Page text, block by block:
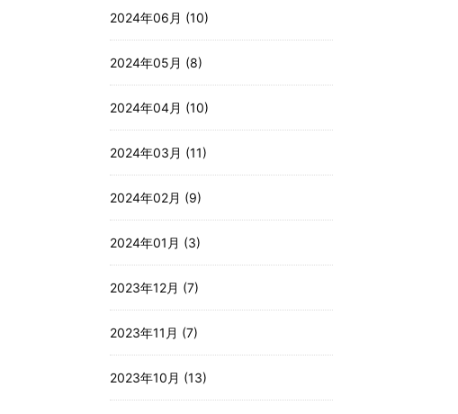
2024年06月 (10)
2024年05月 (8)
2024年04月 (10)
2024年03月 (11)
2024年02月 (9)
2024年01月 (3)
2023年12月 (7)
2023年11月 (7)
2023年10月 (13)